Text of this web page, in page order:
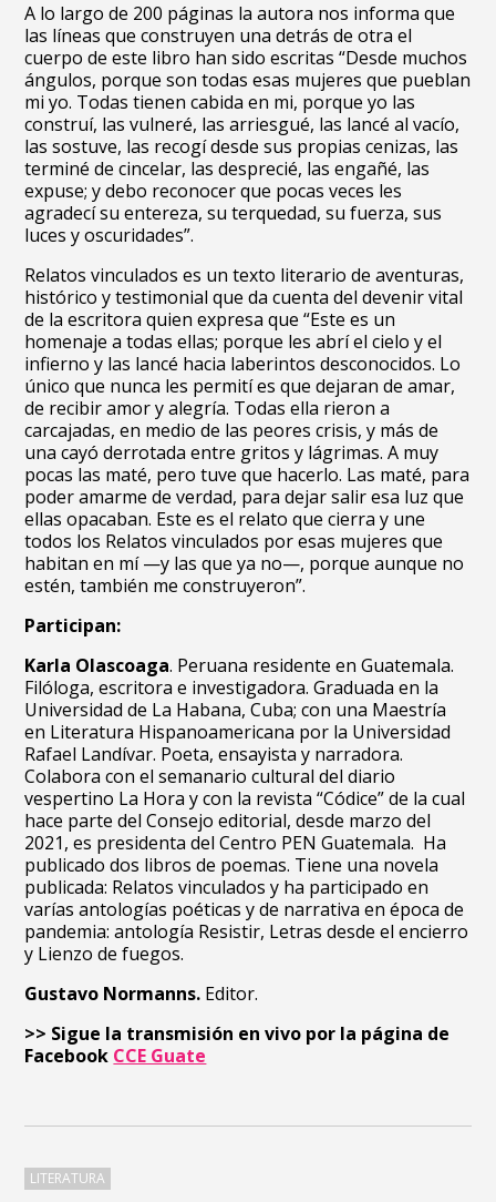
A lo largo de 200 páginas la autora nos informa que
las líneas que construyen una detrás de otra el
cuerpo de este libro han sido escritas “Desde muchos
ángulos, porque son todas esas mujeres que pueblan
mi yo. Todas tienen cabida en mi, porque yo las
construí, las vulneré, las arriesgué, las lancé al vacío,
las sostuve, las recogí desde sus propias cenizas, las
terminé de cincelar, las desprecié, las engañé, las
expuse; y debo reconocer que pocas veces les
agradecí su entereza, su terquedad, su fuerza, sus
luces y oscuridades”.
Relatos vinculados es un texto literario de aventuras,
histórico y testimonial que da cuenta del devenir vital
de la escritora quien expresa que “Este es un
homenaje a todas ellas; porque les abrí el cielo y el
infierno y las lancé hacia laberintos desconocidos. Lo
único que nunca les permití es que dejaran de amar,
de recibir amor y alegría. Todas ella rieron a
carcajadas, en medio de las peores crisis, y más de
una cayó derrotada entre gritos y lágrimas. A muy
pocas las maté, pero tuve que hacerlo. Las maté, para
poder amarme de verdad, para dejar salir esa luz que
ellas opacaban. Este es el relato que cierra y une
todos los Relatos vinculados por esas mujeres que
habitan en mí —y las que ya no—, porque aunque no
estén, también me construyeron”.
Participan:
Karla Olascoaga. Peruana residente en Guatemala.
Filóloga, escritora e investigadora. Graduada en la
Universidad de La Habana, Cuba; con una Maestría
en Literatura Hispanoamericana por la Universidad
Rafael Landívar. Poeta, ensayista y narradora.
Colabora con el semanario cultural del diario
vespertino La Hora y con la revista “Códice” de la cual
hace parte del Consejo editorial, desde marzo del
2021, es presidenta del Centro PEN Guatemala. Ha
publicado dos libros de poemas. Tiene una novela
publicada: Relatos vinculados y ha participado en
varías antologías poéticas y de narrativa en época de
pandemia: antología Resistir, Letras desde el encierro
y Lienzo de fuegos.
Gustavo Normanns. Editor.
>> Sigue la transmisión en vivo por la página de
Facebook CCE Guate
LITERATURA